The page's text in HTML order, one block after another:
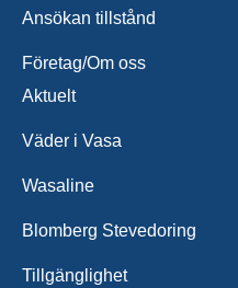
Ansökan tillstånd
Företag/Om oss
Aktuelt
Väder i Vasa
Wasaline
Blomberg Stevedoring
Tillgänglighet